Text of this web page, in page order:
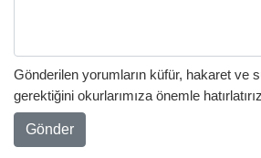
Gönderilen yorumların küfür, hakaret ve
gerektiğini okurlarımıza önemle
Gönder